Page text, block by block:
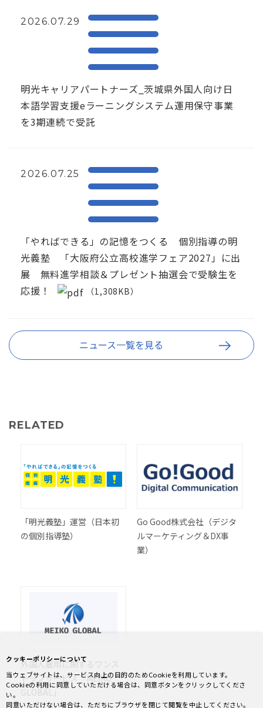
2026.07.29
明光キャリアパートナーズ_茨城県外国人向け日
本語学習支援eラーニングシステム運用保守事業
を3期連続で受託
2026.07.25
「やればできる」の記憶をつくる 個別指導の明
光義塾 「大阪府公立高校進学フェア2027」に出
展 無料進学相談＆プレゼント抽選会で受験生を
応援！
（1,308KB）
ニュース一覧を見る
RELATED
「明光義塾」運営（日本初
の個別指導塾）
Go Good株式会社（デジタ
ルマーケティング＆DX事
業）
外国人雇用に関するワンス
トップサービス「MEIKO
GLOBAL」
クッキーポリシーについて
当ウェブサイトは、サービス向上の目的のためCookieを利用しています。
Cookieの利用に同意していただける場合は、同意ボタンをクリックしてくださ
い。
同意いただけない場合は、ただちにブラウザを閉じて閲覧を中止してください。